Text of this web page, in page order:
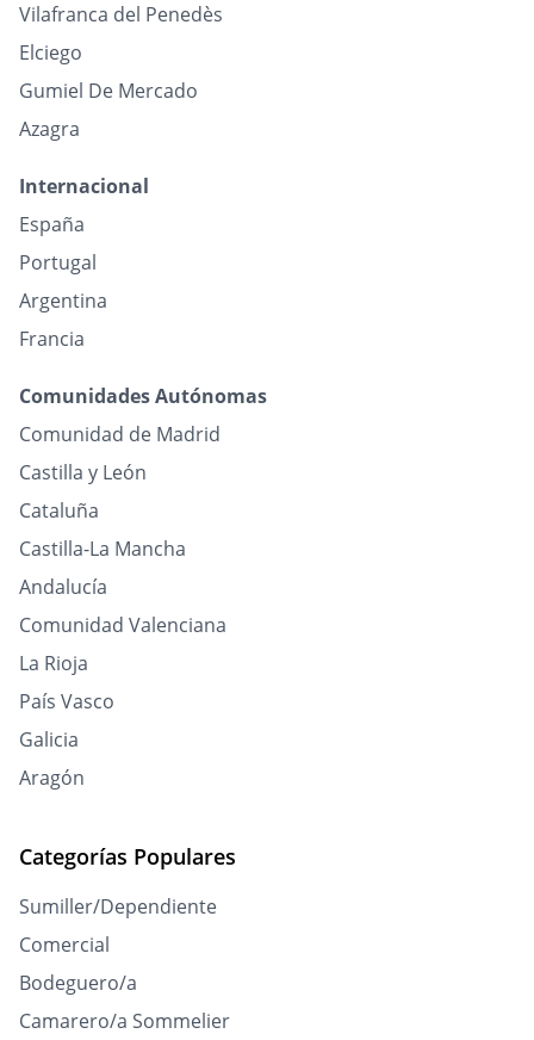
Vilafranca del Penedès
Elciego
Gumiel De Mercado
Azagra
Internacional
España
Portugal
Argentina
Francia
Comunidades Autónomas
Comunidad de Madrid
Castilla y León
Cataluña
Castilla-La Mancha
Andalucía
Comunidad Valenciana
La Rioja
País Vasco
Galicia
Aragón
Categorías Populares
Sumiller/Dependiente
Comercial
Bodeguero/a
Camarero/a Sommelier